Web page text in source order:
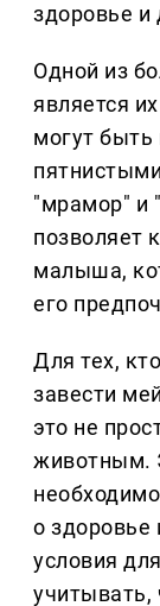
здоровье и
Одной из
является
могут
"мрамор" и
позволяет
малыша,
его
Для тех,
завести
это не
животным.
о здоровье
условия
учитывать,